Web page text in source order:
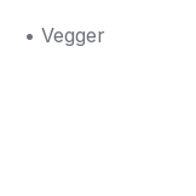
• Vegger